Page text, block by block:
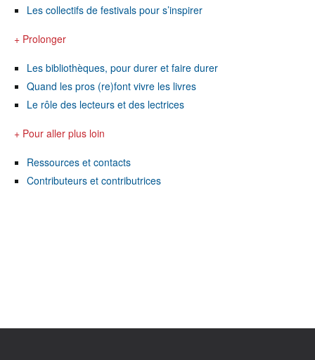
Les collectifs de festivals pour s’inspirer
+ Prolonger
Les bibliothèques, pour durer et faire durer
Quand les pros (re)font vivre les livres
Le rôle des lecteurs et des lectrices
+ Pour aller plus loin
Ressources et contacts
Contributeurs et contributrices